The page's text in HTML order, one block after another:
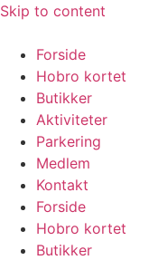
Skip to content
Forside
Hobro kortet
Butikker
Aktiviteter
Parkering
Medlem
Kontakt
Forside
Hobro kortet
Butikker